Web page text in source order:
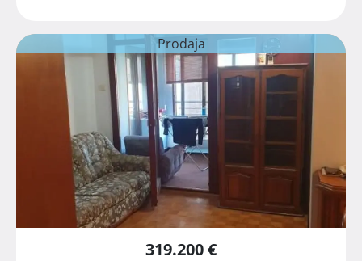
Prodaja
319.200 €